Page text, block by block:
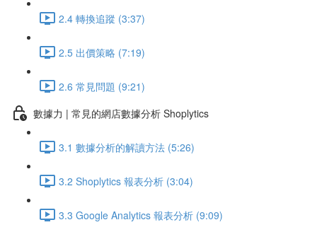
2.4 轉換追蹤 (3:37)
2.5 出價策略 (7:19)
2.6 常見問題 (9:21)
數據力 | 常見的網店數據分析 Shoplytics
3.1 數據分析的解讀方法 (5:26)
3.2 Shoplytics 報表分析 (3:04)
3.3 Google Analytics 報表分析 (9:09)